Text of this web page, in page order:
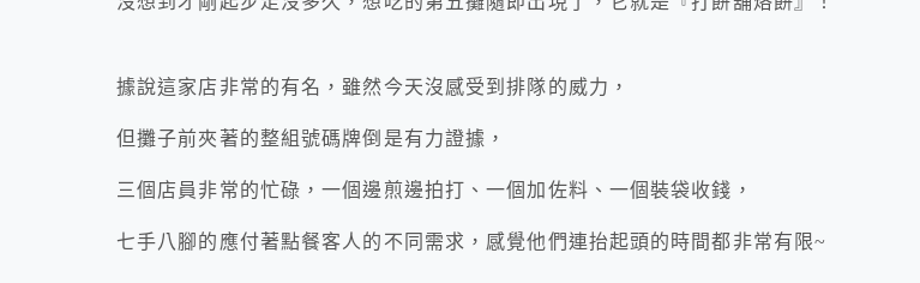
據說這家店非常的有名，雖然今天沒感受到排隊的威力，
但攤子前夾著的整組號碼牌倒是有力證據，
三個店員非常的忙碌，一個邊煎邊拍打、一個加佐料、一個裝袋收錢，
七手八腳的應付著點餐客人的不同需求，感覺他們連抬起頭的時間都非常有限~